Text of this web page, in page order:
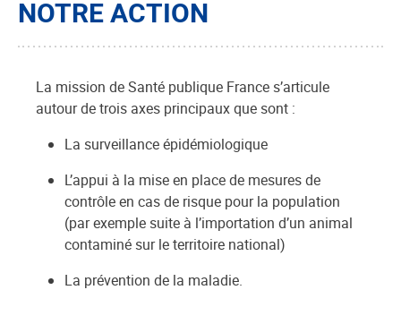
NOTRE ACTION
La mission de Santé publique France s’articule
autour de trois axes principaux que sont :
La surveillance épidémiologique
L’appui à la mise en place de mesures de
contrôle en cas de risque pour la population
(par exemple suite à l’importation d’un animal
contaminé sur le territoire national)
La prévention de la maladie.